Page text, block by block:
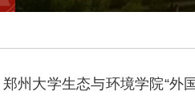
郑州大学生态与环境学院“外